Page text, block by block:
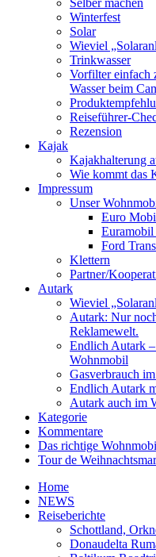
Winterfest
Solar
Wieviel
Trinkwasser
Vorfilter einfach
Wasser beim
Reiseführer-
Rezension
Kajak
Kajakhalterung
Wie kommt das
Impressum
Unser
Euro
Ford
Klettern
Partner/
Autark
Wieviel
Autark: Nur
Reklamewelt.
Endlich Autark –
Wohnmobil
Gasverbrauch
Endlich Autark
Autark auch im
Kategorie
Kommentare
Das richtige
Tour de
Home
NEWS
Reiseberichte
Schottland,
Donaudelta